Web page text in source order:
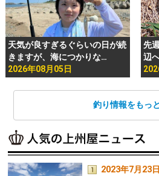
天気が良すぎるぐらいの日が続
きますが、海につかりな…
2026年08月05日
先
辺
釣り情報をもっ
2023年7月23日